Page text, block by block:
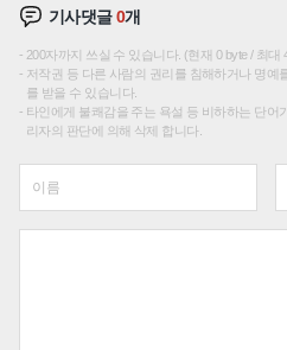
기사댓글0개
200자까지 쓰실 수 있습니다. (현재 0 byte / 최대
저작권 등 다른 사람의 권리를 침해하거나 명예
를 받을 수 있습니다.
타인에게 불쾌감을 주는 욕설 등 비하하는 단어
리자의 판단에 의해 삭제 합니다.